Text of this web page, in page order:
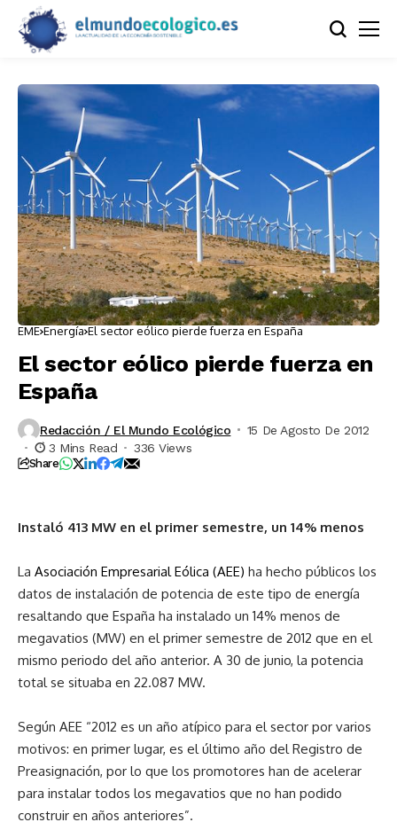
EME Energía El sector eólico pierde fuerza en España
El sector eólico pierde fuerza en
España
Redacción / El Mundo Ecológico
15 De Agosto De 2012
3 Mins Read
336 Views
Share
Instaló 413 MW en el primer semestre, un 14% menos
La Asociación Empresarial Eólica (AEE) ha hecho públicos los
datos de instalación de potencia de este tipo de energía
resaltando que España ha instalado un 14% menos de
megavatios (MW) en el primer semestre de 2012 que en el
mismo periodo del año anterior. A 30 de junio, la potencia
total se situaba en 22.087 MW.
Según AEE “2012 es un año atípico para el sector por varios
motivos: en primer lugar, es el último año del Registro de
Preasignación, por lo que los promotores han de acelerar
para instalar todos los megavatios que no han podido
construir en años anteriores”.